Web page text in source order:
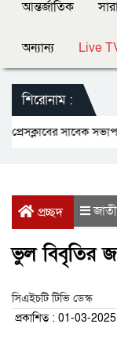
আন্তর্জাতিক
অন্যান্য Live
শিরোনাম :
সাবেক
প্রচ্ছদ
ভুল বিবৃতির
সিএইচটি টিভি ডেস্ক
প্রকাশিত : 01-03-2025